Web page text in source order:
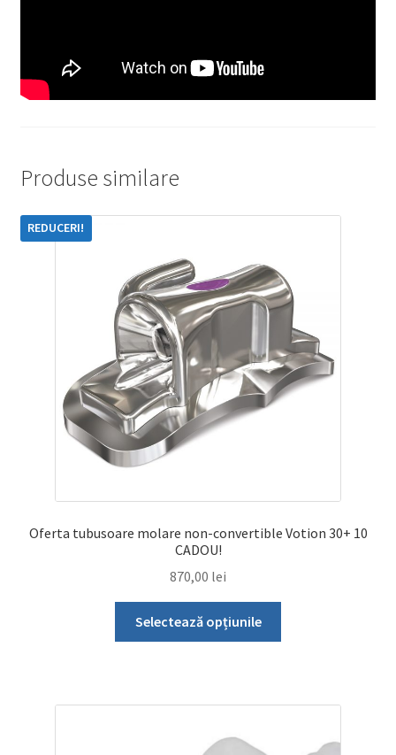
Produse similare
Oferta tubusoare molare non-convertible Votion 30+ 10
CADOU!
REDUCERI!
870,00 lei
Selectează opțiunile
multe
Opțiunile